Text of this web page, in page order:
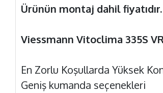
Ürünün montaj dahil
Viessmann Vitoclima 335S
En Zorlu Koşullarda Yüksek
Geniş kumanda seçenekleri